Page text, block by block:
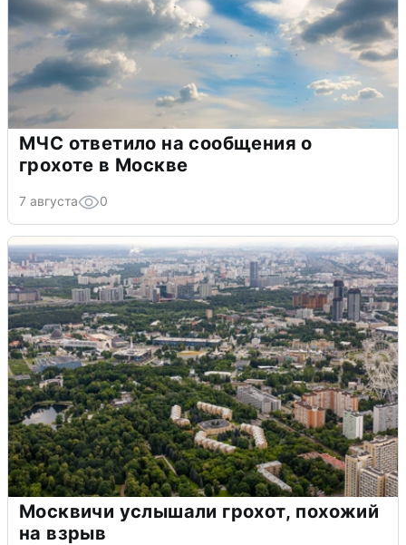
МЧС ответило на сообщения о
грохоте в Москве
7 августа 0
Москвичи услышали грохот, похожий
на взрыв